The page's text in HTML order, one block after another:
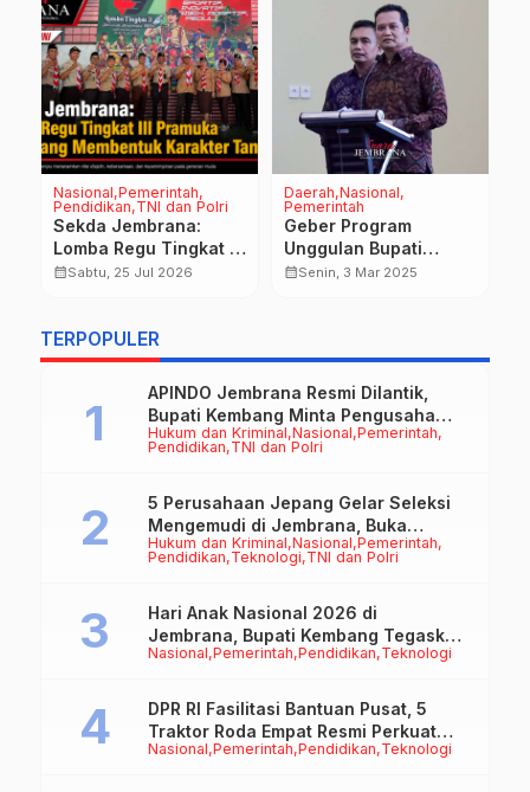
Nasional Pemerintah
Pendidikan TNI dan Polri
Sekda Jembrana:
Lomba Regu Tingkat III
Pramuka Jadi Ajang
calendar_monthSabtu, 25 Jul 2026
Daerah Nasional
Pemerintah
Geber Program
Unggulan Bupati
Kembang Minta Satu
calendar_monthSenin, 3 Mar 2025
TERPOPULER
Hukum dan Kriminal Nasional Pemerintah
Pendidikan TNI dan Polri
APINDO Jembrana Resmi Dilantik,
Bupati Kembang Minta Pengusaha
Jadi Motor Penggerak Ekonomi
Hukum dan Kriminal Nasional Pemerintah
Pendidikan Teknologi TNI dan Polri
5 Perusahaan Jepang Gelar Seleksi
Mengemudi di Jembrana, Buka
Peluang Kerja bagi Calon PMI
Nasional Pemerintah Pendidikan Teknologi
Hari Anak Nasional 2026 di
Jembrana, Bupati Kembang Tegaskan
Pentingnya Karakter dan Budaya di
Nasional Pemerintah Pendidikan Teknologi
DPR RI Fasilitasi Bantuan Pusat, 5
Traktor Roda Empat Resmi Perkuat
Mekanisasi Pertanian Jembrana